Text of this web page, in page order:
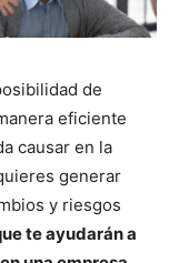
de
eficiente
causar en la
generar
y riesgos
te ayudarán a